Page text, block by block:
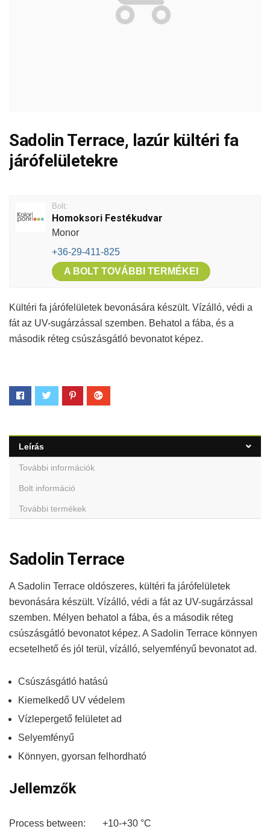
Sadolin Terrace, lazúr kültéri fa
járófelületekre
Bolt:
Homoksori Festékudvar
Monor
+36-29-411-825
A BOLT TOVÁBBI TERMÉKEI
Kültéri fa járófelületek bevonására készült. Vízálló, védi a
fát az UV-sugárzással szemben. Behatol a fába, és a
második réteg csúszásgátló bevonatot képez.
Leírás
További információk
Bolt információ
További termékek
Sadolin Terrace
A Sadolin Terrace oldószeres, kültéri fa járófelületek
bevonására készült. Vízálló, védi a fát az UV-sugárzással
szemben. Mélyen behatol a fába, és a második réteg
csúszásgátló bevonatot képez. A Sadolin Terrace könnyen
ecsetelhető és jól terül, vízálló, selyemfényű bevonatot ad.
Csúszásgátló hatású
Kiemelkedő UV védelem
Vízlepergető felületet ad
Selyemfényű
Könnyen, gyorsan felhordható
Jellemzők
Process between:
+10-+30 °C